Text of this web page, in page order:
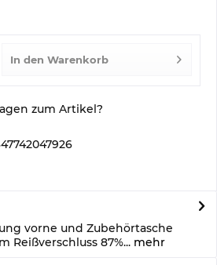
In den Warenkorb
zum Artikel?
vorne und Zubehörtasche
87%... mehr